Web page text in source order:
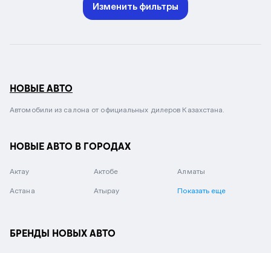
Изменить фильтры
НОВЫЕ АВТО
Автомобили из салона от официальных дилеров Казахстана.
НОВЫЕ АВТО В ГОРОДАХ
Актау Актобе Алматы
Астана Атырау Показать еще
БРЕНДЫ НОВЫХ АВТО